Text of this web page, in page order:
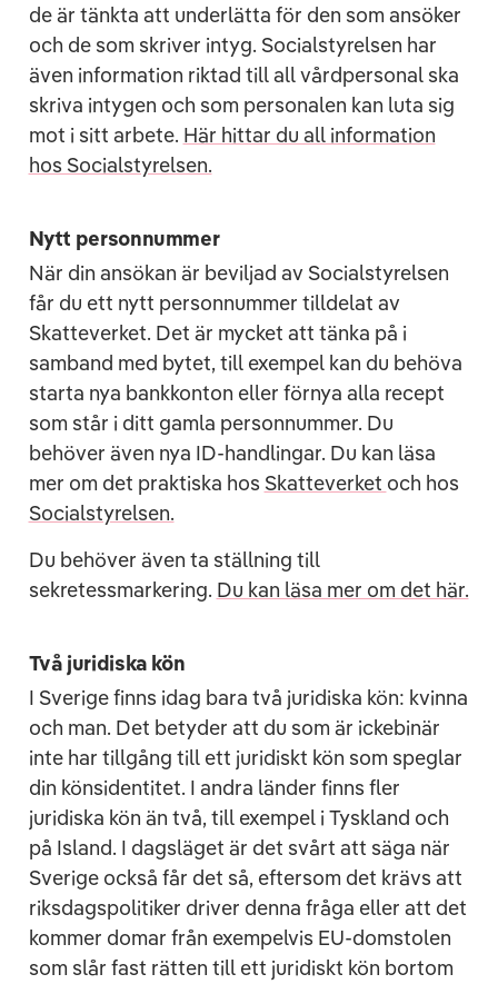
de är tänkta att underlätta för den som ansöker
och de som skriver intyg. Socialstyrelsen har
även information riktad till all vårdpersonal ska
skriva intygen och som personalen kan luta sig
mot i sitt arbete. Här hittar du all information
hos Socialstyrelsen.
Nytt personnummer
När din ansökan är beviljad av Socialstyrelsen
får du ett nytt personnummer tilldelat av
Skatteverket. Det är mycket att tänka på i
samband med bytet, till exempel kan du behöva
starta nya bankkonton eller förnya alla recept
som står i ditt gamla personnummer. Du
behöver även nya ID-handlingar. Du kan läsa
mer om det praktiska hos Skatteverket och hos
Socialstyrelsen.
Du behöver även ta ställning till
sekretessmarkering. Du kan läsa mer om det här.
Två juridiska kön
I Sverige finns idag bara två juridiska kön: kvinna
och man. Det betyder att du som är ickebinär
inte har tillgång till ett juridiskt kön som speglar
din könsidentitet. I andra länder finns fler
juridiska kön än två, till exempel i Tyskland och
på Island. I dagsläget är det svårt att säga när
Sverige också får det så, eftersom det krävs att
riksdagspolitiker driver denna fråga eller att det
kommer domar från exempelvis EU-domstolen
som slår fast rätten till ett juridiskt kön bortom